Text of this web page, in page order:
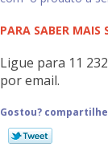
PARA SABER MAIS
Ligue para 11
por email.
Gostou?